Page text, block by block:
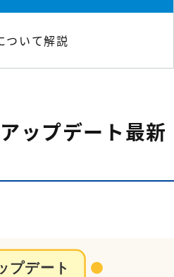
ついて解説
ップデート最新
プデート